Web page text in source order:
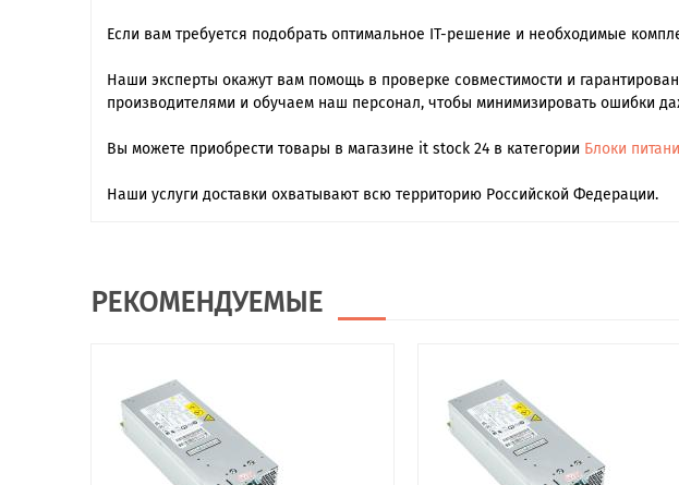
Если вам требуется подобрать оптимальное IT-решение и необходимые
Наши эксперты окажут вам помощь в проверке совместимости и
производителями и обучаем наш персонал, чтобы минимизировать ошибки
Вы можете приобрести товары в магазине it stock 24 в категории Блоки
Наши услуги доставки охватывают всю территорию Российской Федерации.
РЕКОМЕНДУЕМЫЕ